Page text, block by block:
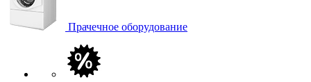
Прачечное оборудование